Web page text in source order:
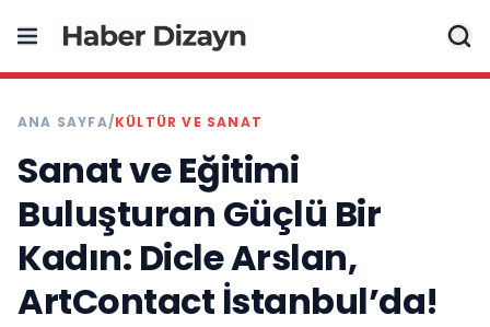
ANA SAYFA/KÜLTÜR VE SANAT
Sanat ve Eğitimi
Buluşturan Güçlü Bir
Kadın: Dicle Arslan,
ArtContact İstanbul’da!